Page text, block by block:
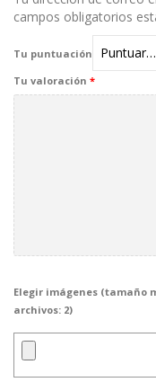
campos obligatorios
Tu puntuación
Tu valoración *
Elegir imágenes (tamaño
archivos: 2)